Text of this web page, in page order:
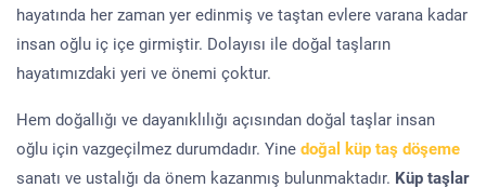
hayatında her zaman yer edinmiş ve taştan evlere varana kadar
insan oğlu iç içe girmiştir. Dolayısı ile doğal taşların
hayatımızdaki yeri ve önemi çoktur.
Hem doğallığı ve dayanıklılığı açısından doğal taşlar insan
oğlu için vazgeçilmez durumdadır. Yine doğal küp taş döşeme
sanatı ve ustalığı da önem kazanmış bulunmaktadır. Küp taşlar